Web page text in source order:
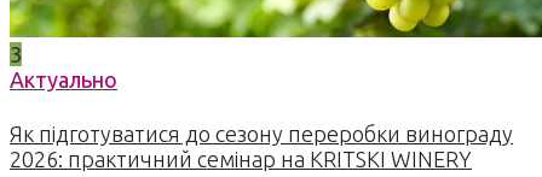
3
Актуально
Як підготуватися до сезону переробки винограду
2026: практичний семінар на KRITSKI WINERY